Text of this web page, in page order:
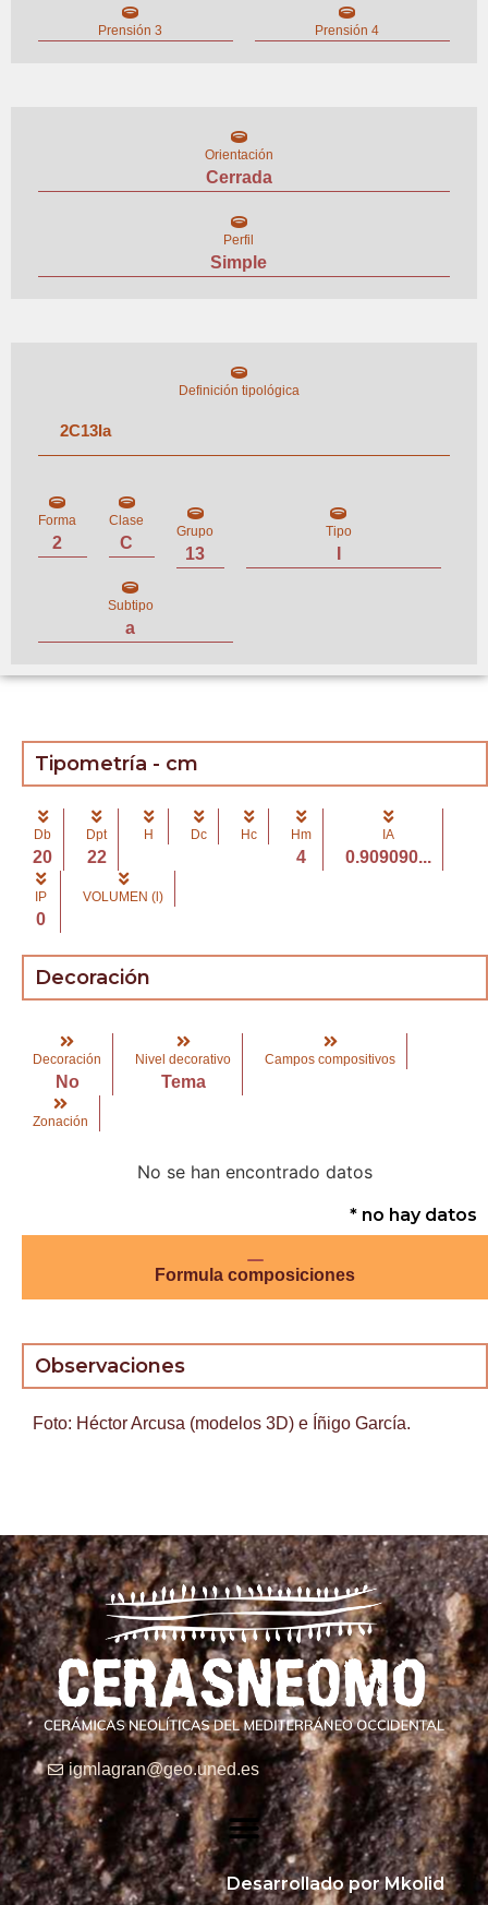
Prensión 3 Prensión 4
Orientación
Cerrada
Perfil
Simple
Definición tipológica
2C13Ia
Forma
2
Clase
C
Grupo
13
Tipo
Subtipo
a
Tipometría - cm
Db
20
Dpt
22
H Dc Hc Hm
4
IA
0.909090...
IP
0
VOLUMEN (l)
Decoración
Decoración
No
Nivel decorativo
Tema
Campos compositivos
Zonación
No se han encontrado datos
* no hay datos
Formula composiciones
Observaciones
Foto: Héctor Arcusa (modelos 3D) e Íñigo García.
igmlagran@geo.uned.es
Desarrollado por Mkolid